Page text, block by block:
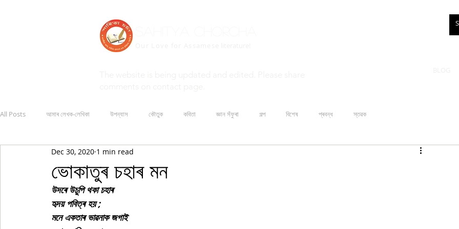
All Posts আমাৰ লেখক-লেখিকা উপন্যাস কৌতুক কবিতা জ্ঞান সঁফুৰা গল্প বিশেষ প্ৰবন্ধ স্তৱক
ভোকাতুৰ চহাৰ মন
Dec 30, 2020 1 min read
উদৰে উচুপি থকা চহাৰ
হৃদয় পবিত্ৰ হয় ;
মনে একতাৰ ভাৱনাক জগাই